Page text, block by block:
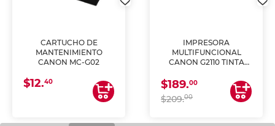
CARTUCHO DE
MANTENIMIENTO
CANON MC-G02
$12.40
IMPRESORA
MULTIFUNCIONAL
CANON G2110 TINTA
$189.00
$209.00